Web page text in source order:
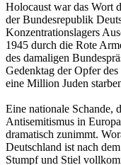
Holocaust war das Wort
der Bundesrepublik
Konzentrationslagers
1945 durch die Rote
des damaligen
Gedenktag der Opfer
eine Million Juden
Eine nationale Schande,
Antisemitismus in
dramatisch zunimmt.
Deutschland ist nach
Stumpf und Stiel